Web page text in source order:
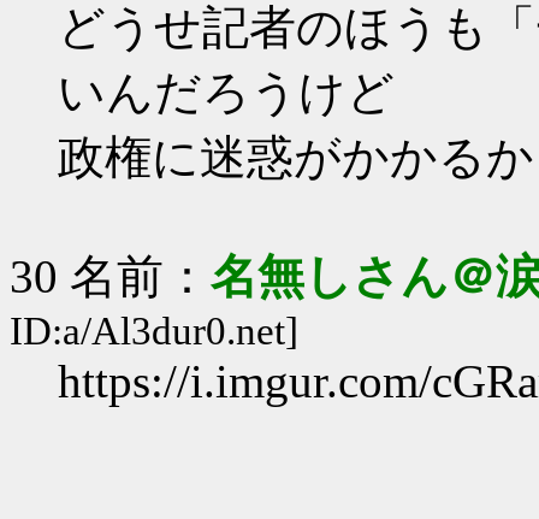
どうせ記者のほうも
いんだろうけど
政権に迷惑がかかる
30 名前： 名無しさん＠
ID:a/Al3dur0.net]
https://i.imgur.com/